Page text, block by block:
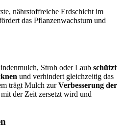
nährstoffreiche Erdschicht im
das Pflanzenwachstum und
Stroh oder Laub schützt
und verhindert gleichzeitig das
trägt Mulch zurVerbesserung der
der Zeit zersetzt wird und